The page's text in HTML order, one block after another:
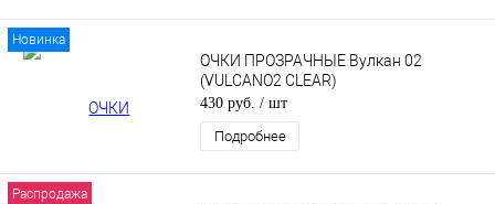
Новинка
ОЧКИ ПРОЗРАЧНЫЕ Вулкан 02
(VULCANO2 CLEAR)
430 руб. / шт
Подробнее
Распродажа